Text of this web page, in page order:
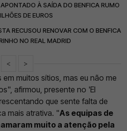
À SAÍDA DO BENFICA RUMO
DE EUROS
RECUSOU RENOVAR COM O BENFICA
NO REAL MADRID
< >
muitos sítios, mas eu não me
afirmou, presente no 'El
que sente falta de
mais atrativa. "As equipas de
muito a atenção pela